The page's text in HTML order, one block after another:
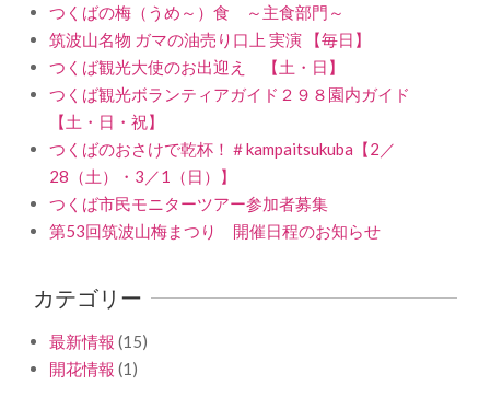
つくばの梅（うめ～）食 ～主食部門～
筑波山名物 ガマの油売り口上 実演 【毎日】
つくば観光大使のお出迎え 【土・日】
つくば観光ボランティアガイド２９８園内ガイド
【土・日・祝】
つくばのおさけで乾杯！＃kampaitsukuba【2／
28（土）・3／1（日）】
つくば市民モニターツアー参加者募集
第53回筑波山梅まつり 開催日程のお知らせ
カテゴリー
最新情報 (15)
開花情報 (1)